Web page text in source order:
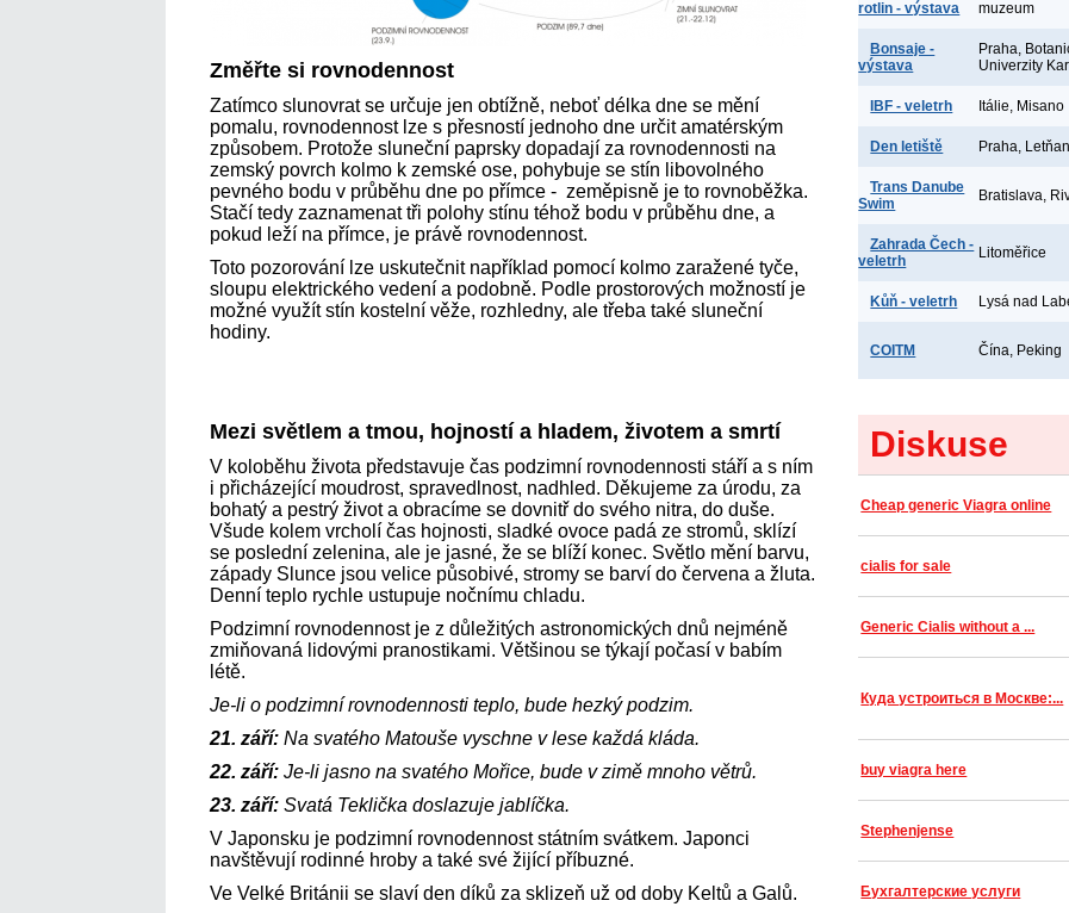
Změřte si rovnodennost
Zatímco slunovrat se určuje jen obtížně, neboť délka dne se mění
pomalu, rovnodennost lze s přesností jednoho dne určit amatérským
způsobem. Protože sluneční paprsky dopadají za rovnodennosti na
zemský povrch kolmo k zemské ose, pohybuje se stín libovolného
pevného bodu v průběhu dne po přímce - zeměpisně je to rovnoběžka.
Stačí tedy zaznamenat tři polohy stínu téhož bodu v průběhu dne, a
pokud leží na přímce, je právě rovnodennost.
Toto pozorování lze uskutečnit například pomocí kolmo zaražené tyče,
sloupu elektrického vedení a podobně. Podle prostorových možností je
možné využít stín kostelní věže, rozhledny, ale třeba také sluneční
hodiny.
Mezi světlem a tmou, hojností a hladem, životem a smrtí
V koloběhu života představuje čas podzimní rovnodennosti stáří a s ním
i přicházející moudrost, spravedlnost, nadhled. Děkujeme za úrodu, za
bohatý a pestrý život a obracíme se dovnitř do svého nitra, do duše.
Všude kolem vrcholí čas hojnosti, sladké ovoce padá ze stromů, sklízí
se poslední zelenina, ale je jasné, že se blíží konec. Světlo mění barvu,
západy Slunce jsou velice působivé, stromy se barví do červena a žluta.
Denní teplo rychle ustupuje nočnímu chladu.
Podzimní rovnodennost je z důležitých astronomických dnů nejméně
zmiňovaná lidovými pranostikami. Většinou se týkají počasí v babím
létě.
Je-li o podzimní rovnodennosti teplo, bude hezký podzim.
21. září: Na svatého Matouše vyschne v lese každá kláda.
22. září: Je-li jasno na svatého Mořice, bude v zimě mnoho větrů.
23. září: Svatá Teklička doslazuje jablíčka.
V Japonsku je podzimní rovnodennost státním svátkem. Japonci
navštěvují rodinné hroby a také své žijící příbuzné.
Ve Velké Británii se slaví den díků za sklizeň už od doby Keltů a Galů.
rotlin - výstava
muzeum
Bonsaje -
výstava
Praha,
Univerzity
IBF - veletrh Itálie, Misano
Den letiště Praha,
Trans Danube
Swim
Bratislava,
Zahrada Čech -
veletrh
Litoměřice
Kůň - veletrh Lysá nad
COITM Čína, Peking
Diskuse
Cheap generic Viagra online
cialis for sale
Generic Cialis without a ...
Куда устроиться в Москве:...
buy viagra here
Stephenjense
Бухгалтерские услуги